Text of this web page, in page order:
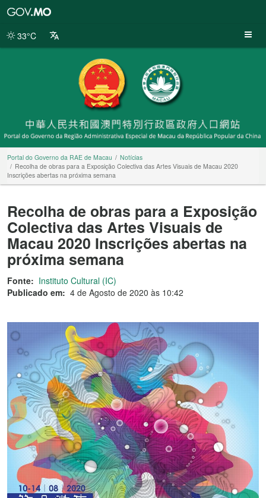
da
33°C
Portal do Governo da RAE de Macau
Notícias
Recolha de obras para a Exposição Colectiva das Artes Visuais de Macau 2020
Inscrições abertas na próxima semana
Recolha de obras para a Exposição
Colectiva das Artes Visuais de
Macau 2020 Inscrições abertas na
próxima semana
Fonte: Instituto Cultural (IC)
Publicado em: 4 de Agosto de 2020 às 10:42